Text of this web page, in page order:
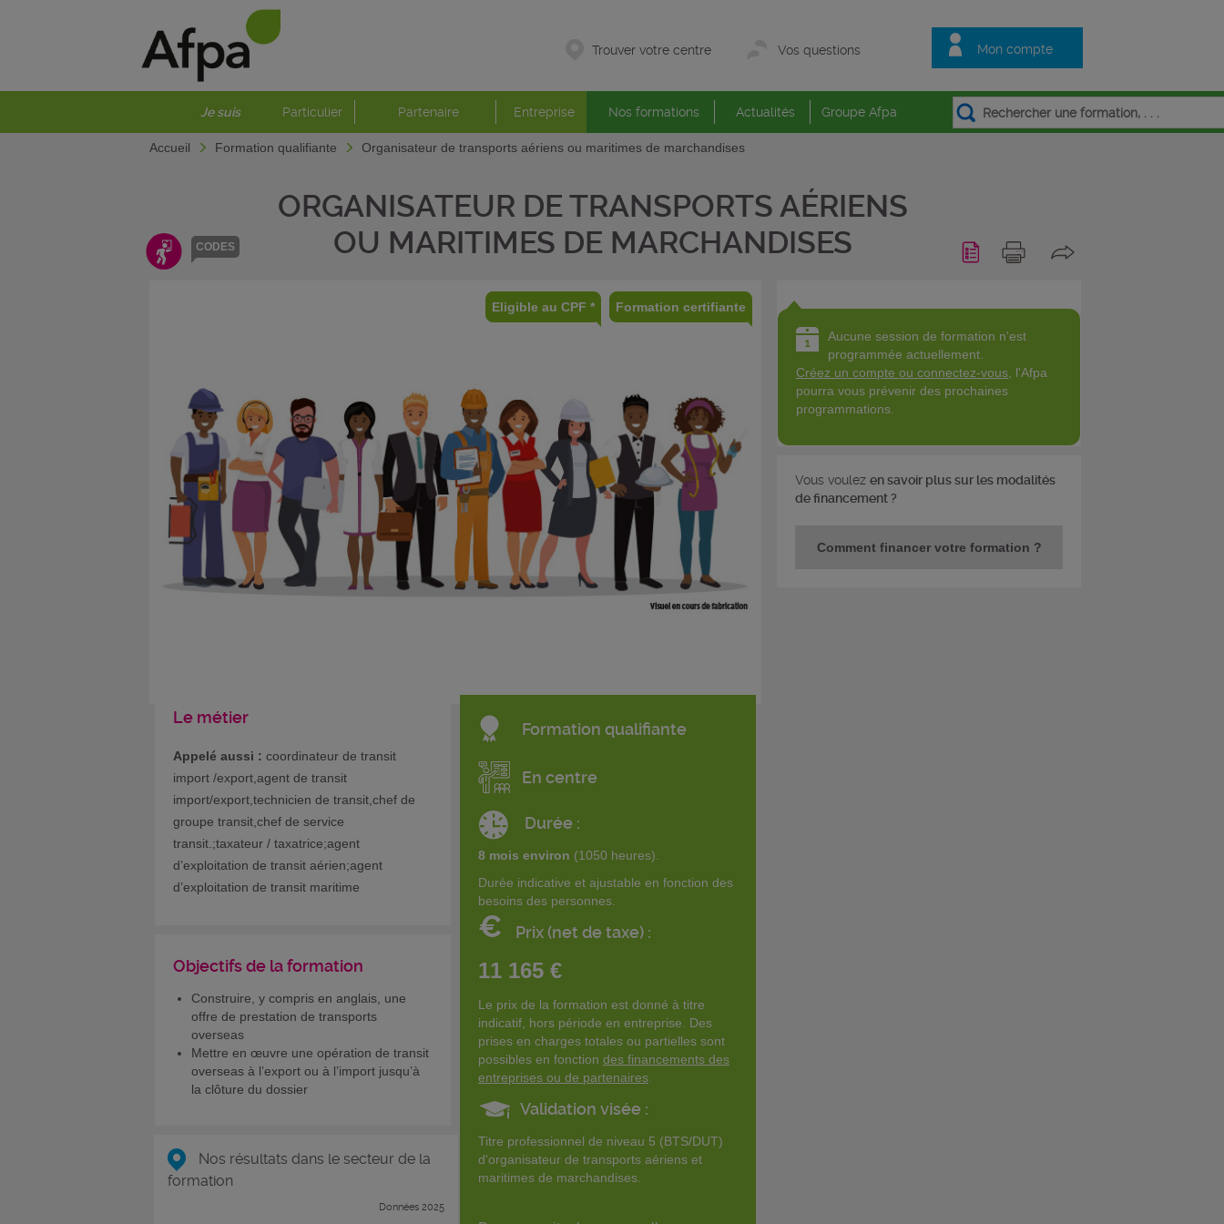
Mon compte
Trouver votre centre Vos questions
Je suis Particulier Partenaire Entreprise Nos formations Actualités Groupe Afpa
Accueil Formation qualifiante Organisateur de transports aériens ou maritimes de marchandises
CODES
ORGANISATEUR DE TRANSPORTS AÉRIENS
OU MARITIMES DE MARCHANDISES
Eligible au CPF * Formation certifiante
Le métier
Appelé aussi : coordinateur de transit
import /export,agent de transit
import/export,technicien de transit,chef de
groupe transit,chef de service
transit.;taxateur / taxatrice;agent
d’exploitation de transit aérien;agent
d’exploitation de transit maritime
Objectifs de la formation
Construire, y compris en anglais, une
offre de prestation de transports
overseas
Mettre en œuvre une opération de transit
overseas à l’export ou à l’import jusqu’à
la clôture du dossier
Nos résultats dans le secteur de la
formation
Données 2025
Formation qualifiante
En centre
Durée :
8 mois environ (1050 heures).
Durée indicative et ajustable en fonction des
besoins des personnes.
€ Prix (net de taxe) :
11 165 €
Le prix de la formation est donné à titre
indicatif, hors période en entreprise. Des
prises en charges totales ou partielles sont
possibles en fonction des financements des
entreprises ou de partenaires
Validation visée :
Titre professionnel de niveau 5 (BTS/DUT)
d'organisateur de transports aériens et
maritimes de marchandises.
Aucune session de formation n'est
programmée actuellement.
Créez un compte ou connectez-vous , l'Afpa
pourra vous prévenir des prochaines
programmations.
Vous voulezen savoir plus sur les modalités
de financement ?
Comment financer votre formation ?